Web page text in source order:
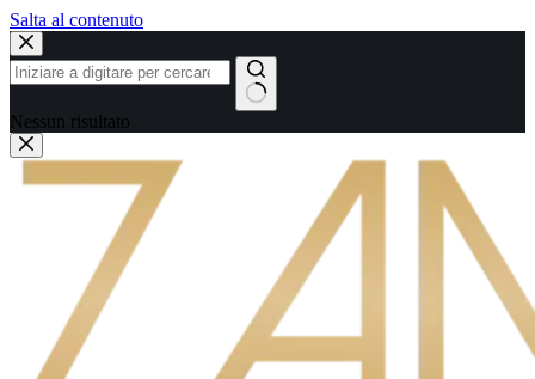
Salta al contenuto
Nessun risultato